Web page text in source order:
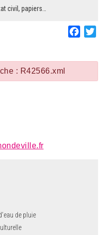
civil, papiers…
: R42566.xml
de pluie